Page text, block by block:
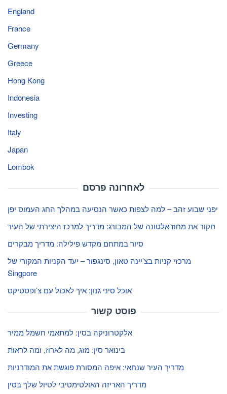
England
France
Germany
Greece
Hong Kong
Indonesia
Investing
Italy
Japan
Lombok
לאחרונה פרסם
יפני שבוע זהב – למה לצפות כאשר הנסיעה במהלך החג העמוס יפן
חקור את מחוז אלטונה של המבורג: מדריך למרכז היצירתי של העיר
סיור במתחם מקדש פילילה: מדריך מבקרים
מרכזי קניות בצ’יינה טאון, סינגפור – יעד הקניות המקורי של
Singpore
אוכל סיני גנון: איך לאכול עם צ’ופסטיקס
פוסט קשור
אלקטרוניקה בסין: למתאמי חשמל ממיר
בינואר סין: מזג, מה לארוז, ומה לראות
מדריך העיר שנחאי: איפה המסורת פוגשת את המודרניות
מדריך האריזה האולטימטיבי לטיול שלך בסין